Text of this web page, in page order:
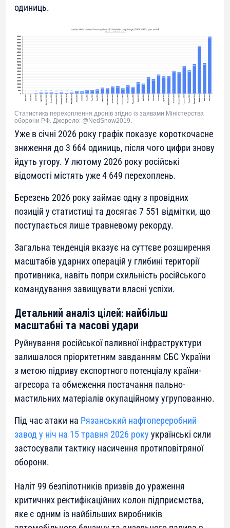
одиниць.
Статистика перехоплення дронів згідно із заявами Міністерства
оборони РФ. Джерело: @NedSnow2019.
Уже в січні 2026 року графік показує короткочасне
зниження до 3 664 одиниць, після чого цифри знову
йдуть угору. У лютому 2026 року російські
відомості містять уже 4 649 перехоплень.
Березень 2026 року займає одну з провідних
позицій у статистиці та досягає 7 551 відмітки, що
поступається лише травневому рекорду.
Загальна тенденція вказує на суттєве розширення
масштабів ударних операцій у глибині території
противника, навіть попри схильність російського
командування завищувати власні успіхи.
Детальний аналіз цілей: найбільш
масштабні та масові удари
Руйнування російської паливної інфраструктури
залишалося пріоритетним завданням СБС України
з метою підриву експортного потенціалу країни-
агресора та обмеження постачання пально-
мастильних матеріалів окупаційному угрупованню.
Під час атаки на Рязанський нафтопереробний
завод у ніч на 15 травня 2026 року українські сили
застосували тактику насичення протиповітряної
оборони.
Наліт 99 безпілотників призвів до ураження
критичних ректифікаційних колон підприємства,
яке є одним із найбільших виробників